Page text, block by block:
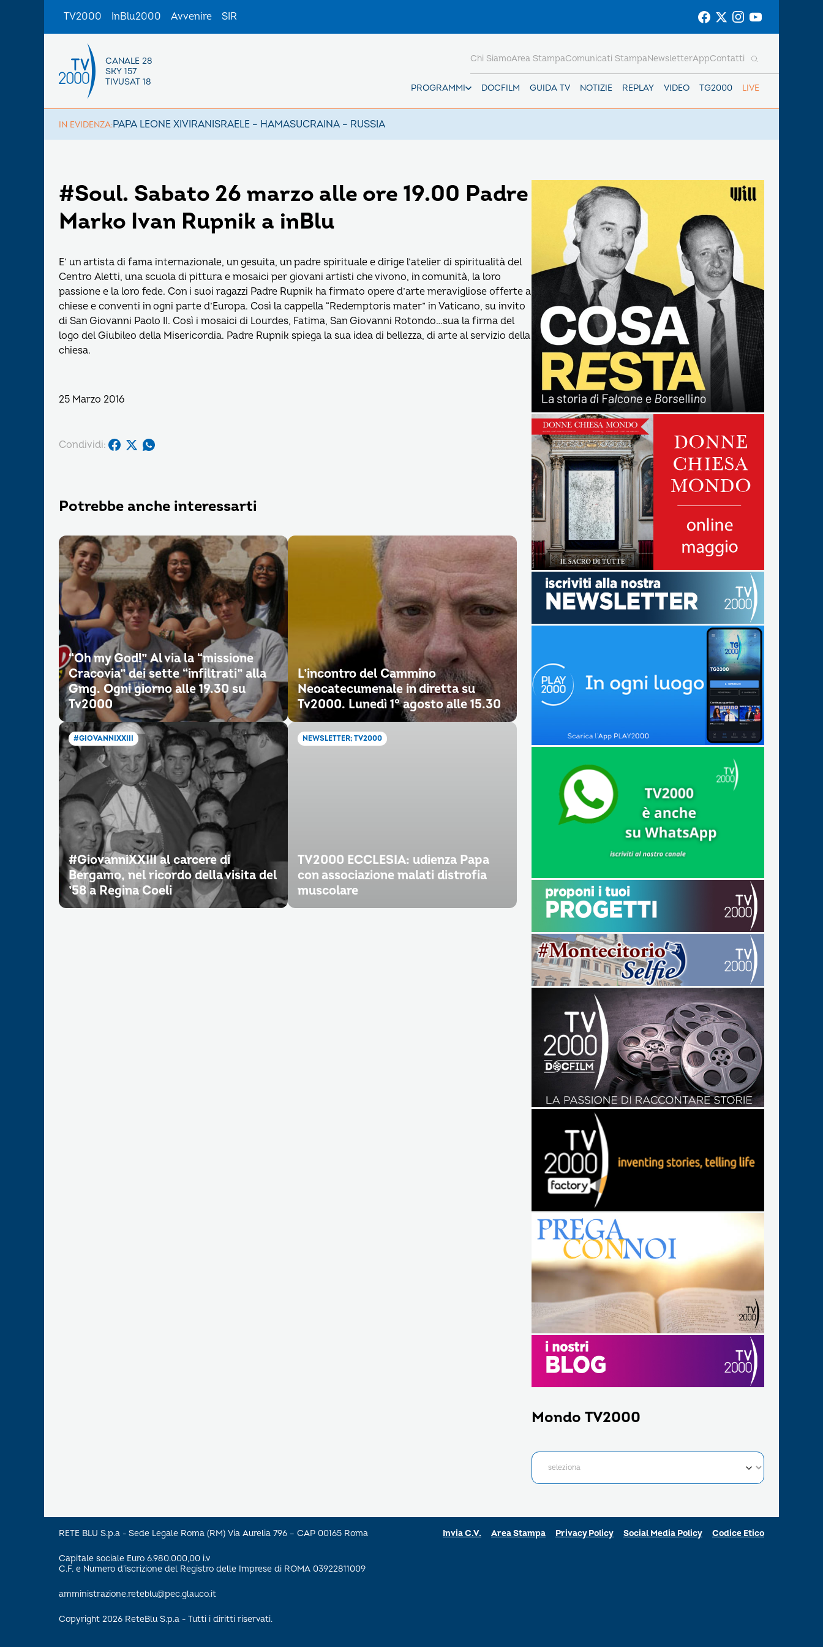
TV2000 InBlu2000 Avvenire SIR
CANALE 28
SKY 157
TIVUSAT 18
PROGRAMMI DOCFILM GUIDA TV NOTIZIE REPLAY VIDEO TG2000 LIVE
Chi SiamoArea StampaComunicati StampaNewsletterAppContatti
IN EVIDENZA:PAPA LEONE XIVIRANISRAELE – HAMASUCRAINA – RUSSIA
#Soul. Sabato 26 marzo alle ore 19.00 Padre
Marko Ivan Rupnik a inBlu
E’ un artista di fama internazionale, un gesuita, un padre spirituale e dirige l’atelier di spiritualità del
Centro Aletti, una scuola di pittura e mosaici per giovani artisti che vivono, in comunità, la loro
passione e la loro fede. Con i suoi ragazzi Padre Rupnik ha firmato opere d’arte meravigliose offerte a
chiese e conventi in ogni parte d’Europa. Così la cappella “Redemptoris mater” in Vaticano, su invito
di San Giovanni Paolo II. Così i mosaici di Lourdes, Fatima, San Giovanni Rotondo…sua la firma del
logo del Giubileo della Misericordia. Padre Rupnik spiega la sua idea di bellezza, di arte al servizio della
chiesa.
25 Marzo 2016
Condividi:
Potrebbe anche interessarti
“Oh my God!” Al via la “missione
Cracovia” dei sette “infiltrati” alla
Gmg. Ogni giorno alle 19.30 su
Tv2000
L’incontro del Cammino
Neocatecumenale in diretta su
Tv2000. Lunedì 1° agosto alle 15.30
#GIOVANNIXXIII
#GiovanniXXIII al carcere di
Bergamo, nel ricordo della visita del
’58 a Regina Coeli
NEWSLETTER; TV2000
TV2000 ECCLESIA: udienza Papa
con associazione malati distrofia
muscolare
Mondo TV2000
RETE BLU S.p.a - Sede Legale Roma (RM) Via Aurelia 796 – CAP 00165 Roma
Capitale sociale Euro 6.980.000,00 i.v
C.F. e Numero d’iscrizione del Registro delle Imprese di ROMA 03922811009
amministrazione.reteblu@pec.glauco.it
Copyright 2026 ReteBlu S.p.a - Tutti i diritti riservati.
Invia C.V. Area Stampa Privacy Policy Social Media Policy Codice Etico